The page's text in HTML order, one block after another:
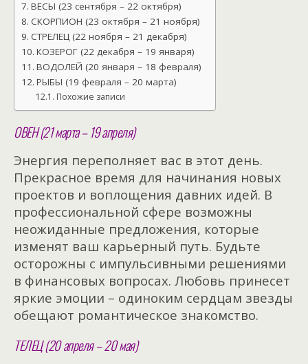
ВЕСЫ (23 сентября – 22 октября)
СКОРПИОН (23 октября – 21 ноября)
СТРЕЛЕЦ (22 ноября – 21 декабря)
КОЗЕРОГ (22 декабря – 19 января)
ВОДОЛЕЙ (20 января – 18 февраля)
РЫБЫ (19 февраля – 20 марта)
Похожие записи
ОВЕН (21 марта – 19 апреля)
Энергия переполняет вас в этот день.
Прекрасное время для начинания новых
проектов и воплощения давних идей. В
профессиональной сфере возможны
неожиданные предложения, которые
изменят ваш карьерный путь. Будьте
осторожны с импульсивными решениями
в финансовых вопросах. Любовь принесет
яркие эмоции – одиноким сердцам звезды
обещают романтическое знакомство.
ТЕЛЕЦ (20 апреля – 20 мая)